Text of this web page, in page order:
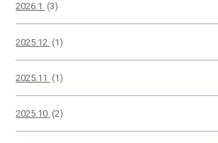
2026.1 (3)
2025.12 (1)
2025.11 (1)
2025.10 (2)